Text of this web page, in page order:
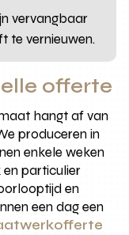
vervangbaar
te vernieuwen.
offerte
hangt af van
produceren in
enkele weken
particulier
en
een dag een